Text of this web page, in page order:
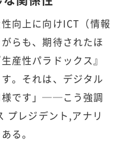
向上に向けICT（情報
らも、期待されたほ
産性パラドックス』
。それは、デジタル
様です」──こう強調
プレジデント,アナリ
る。